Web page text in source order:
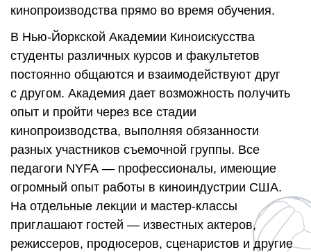
кинопроизводства прямо во время обучения.
В Нью-Йоркской Академии Киноискусства
студенты различных курсов и факультетов
постоянно общаются и взаимодействуют друг
с другом. Академия дает возможность получить
опыт и пройти через все стадии
кинопроизводства, выполняя обязанности
разных участников съемочной группы. Все
педагоги NYFA — профессионалы, имеющие
огромный опыт работы в киноиндустрии США.
На отдельные лекции и мастер-классы
приглашают гостей — известных актеров,
режиссеров, продюсеров, сценаристов и другие